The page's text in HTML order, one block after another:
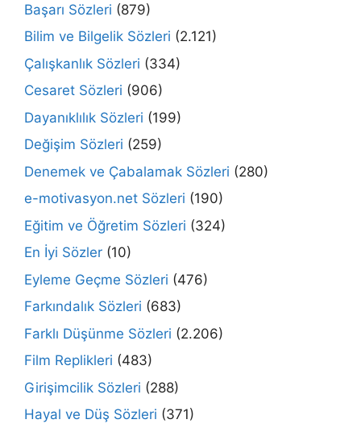
Başarı Sözleri (879)
Bilim ve Bilgelik Sözleri (2.121)
Çalışkanlık Sözleri (334)
Cesaret Sözleri (906)
Dayanıklılık Sözleri (199)
Değişim Sözleri (259)
Denemek ve Çabalamak Sözleri (280)
e-motivasyon.net Sözleri (190)
Eğitim ve Öğretim Sözleri (324)
En İyi Sözler (10)
Eyleme Geçme Sözleri (476)
Farkındalık Sözleri (683)
Farklı Düşünme Sözleri (2.206)
Film Replikleri (483)
Girişimcilik Sözleri (288)
Hayal ve Düş Sözleri (371)